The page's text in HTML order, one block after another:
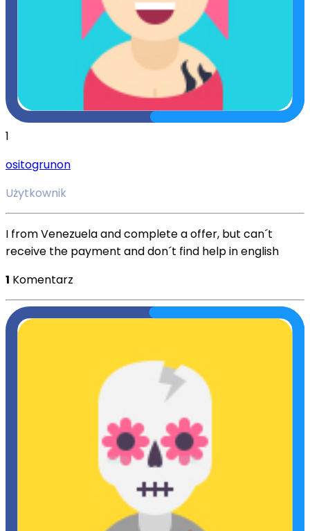
1
ositogrunon
Użytkownik
I from Venezuela and complete a offer, but can´t
receive the payment and don´t find help in english
1 Komentarz